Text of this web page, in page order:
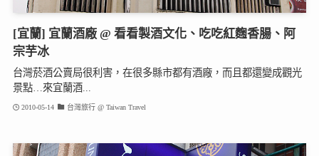
[宜蘭] 宜蘭酒廠 @ 看看製酒文化、吃吃紅麴香腸、阿
宗芋冰
台灣菸酒公賣局很利害，在很多縣市都有酒廠，而且都還變成觀光
景點…來宜蘭酒...
2010-05-14 台灣旅行 @ Taiwan Travel